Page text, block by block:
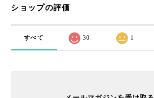
ショップの評価
すべて 30 1